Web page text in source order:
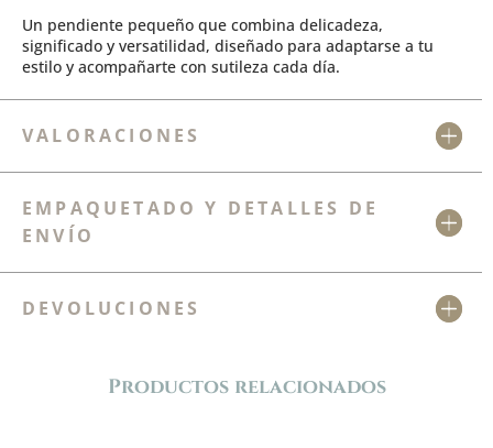
Un pendiente pequeño que combina delicadeza,
significado y versatilidad, diseñado para adaptarse a tu
estilo y acompañarte con sutileza cada día.
VALORACIONES
EMPAQUETADO Y DETALLES DE
ENVÍO
DEVOLUCIONES
Productos relacionados